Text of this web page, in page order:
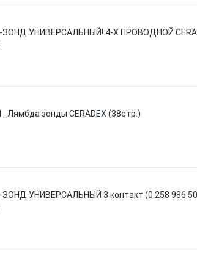
ЗОНД УНИВЕРСАЛЬНЫЙ! 4-Х ПРОВОДНОЙ
зонды CERADEX (38стр.)
УНИВЕРСАЛЬНЫЙ 3 контакт (0 258 986